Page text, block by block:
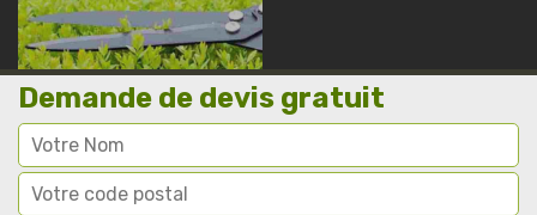
Demande de devis gratuit